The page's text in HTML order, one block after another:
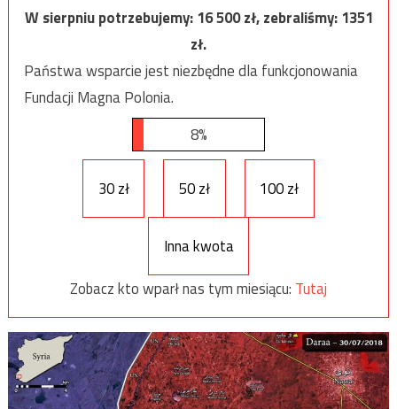
W sierpniu potrzebujemy:16 500zł, zebraliśmy:1351
zł.
Państwa wsparcie jest niezbędne dla funkcjonowania
Fundacji Magna Polonia.
8%
30 zł 50 zł 100 zł
Inna kwota
Zobacz kto wparł nas tym miesiącu: Tutaj